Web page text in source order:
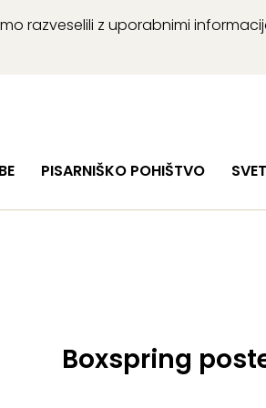
razveselili z uporabnimi
PISARNIŠKO POHIŠTVO
Boxspring